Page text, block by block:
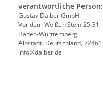
verantwortliche Person:
Gustav Daiber GmbH
Vor dem Weißen Stein 25-31
Baden-Württemberg
Albstadt, Deutschland, 72461
info@daiber.de